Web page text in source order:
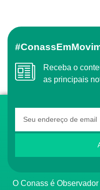
Receba o conteúdo semanal do Conass com
as principais
O Conass é Observador Consultivo da Comunidade